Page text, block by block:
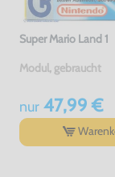
Super Mario Land 1
Modul, gebraucht
nur47,99 €